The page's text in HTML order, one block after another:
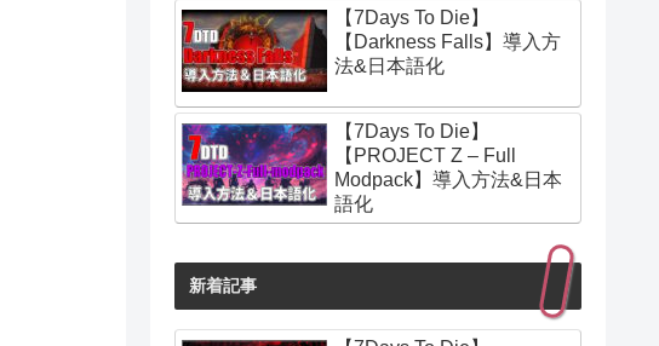
【7Days To Die】
【Darkness Falls】導入方
法&日本語化
【7Days To Die】
【PROJECT Z – Full
Modpack】導入方法&日本
語化
新着記事